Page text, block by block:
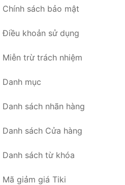
Chính sách bảo mật
Điều khoản sử dụng
Miễn trừ trách nhiệm
Danh mục
Danh sách nhãn hàng
Danh sách Cửa hàng
Danh sách từ khóa
Mã giảm giá Tiki